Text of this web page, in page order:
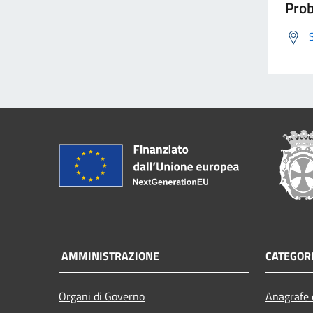
AMMINISTRAZIONE
Organi di Governo